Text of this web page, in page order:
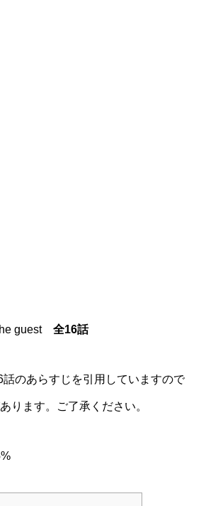
guest 全16話
のあらすじを引用していますので
ります。ご了承ください。